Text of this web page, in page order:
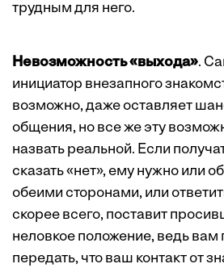
трудным для него.
Невозможность «выхода».
инициатор внезапного
возможно, даже оставляет
общения, но все же эту
назвать реальной. Если
сказать «нет», ему нужно или
обеими сторонами, или
скорее всего, поставит
неловкое положение, ведь вам
передать, что ваш контакт от